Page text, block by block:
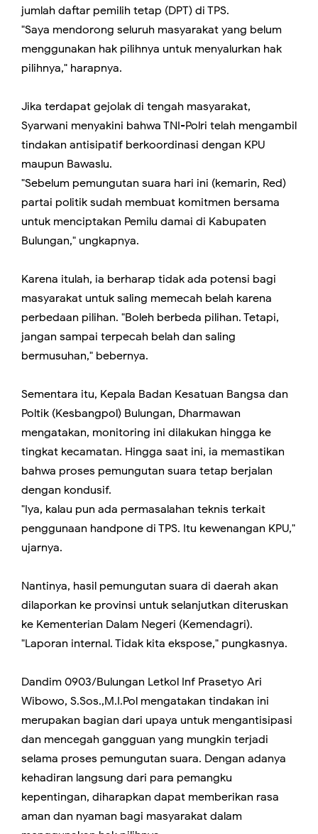
jumlah daftar pemilih tetap (DPT) di TPS.
"Saya mendorong seluruh masyarakat yang belum
menggunakan hak pilihnya untuk menyalurkan hak
pilihnya," harapnya.
Jika terdapat gejolak di tengah masyarakat,
Syarwani menyakini bahwa TNI-Polri telah mengambil
tindakan antisipatif berkoordinasi dengan KPU
maupun Bawaslu.
"Sebelum pemungutan suara hari ini (kemarin, Red)
partai politik sudah membuat komitmen bersama
untuk menciptakan Pemilu damai di Kabupaten
Bulungan," ungkapnya.
Karena itulah, ia berharap tidak ada potensi bagi
masyarakat untuk saling memecah belah karena
perbedaan pilihan. "Boleh berbeda pilihan. Tetapi,
jangan sampai terpecah belah dan saling
bermusuhan," bebernya.
Sementara itu, Kepala Badan Kesatuan Bangsa dan
Poltik (Kesbangpol) Bulungan, Dharmawan
mengatakan, monitoring ini dilakukan hingga ke
tingkat kecamatan. Hingga saat ini, ia memastikan
bahwa proses pemungutan suara tetap berjalan
dengan kondusif.
"Iya, kalau pun ada permasalahan teknis terkait
penggunaan handpone di TPS. Itu kewenangan KPU,"
ujarnya.
Nantinya, hasil pemungutan suara di daerah akan
dilaporkan ke provinsi untuk selanjutkan diteruskan
ke Kementerian Dalam Negeri (Kemendagri).
"Laporan internal. Tidak kita ekspose," pungkasnya.
Dandim 0903/Bulungan Letkol Inf Prasetyo Ari
Wibowo, S.Sos.,M.I.Pol mengatakan tindakan ini
merupakan bagian dari upaya untuk mengantisipasi
dan mencegah gangguan yang mungkin terjadi
selama proses pemungutan suara. Dengan adanya
kehadiran langsung dari para pemangku
kepentingan, diharapkan dapat memberikan rasa
aman dan nyaman bagi masyarakat dalam